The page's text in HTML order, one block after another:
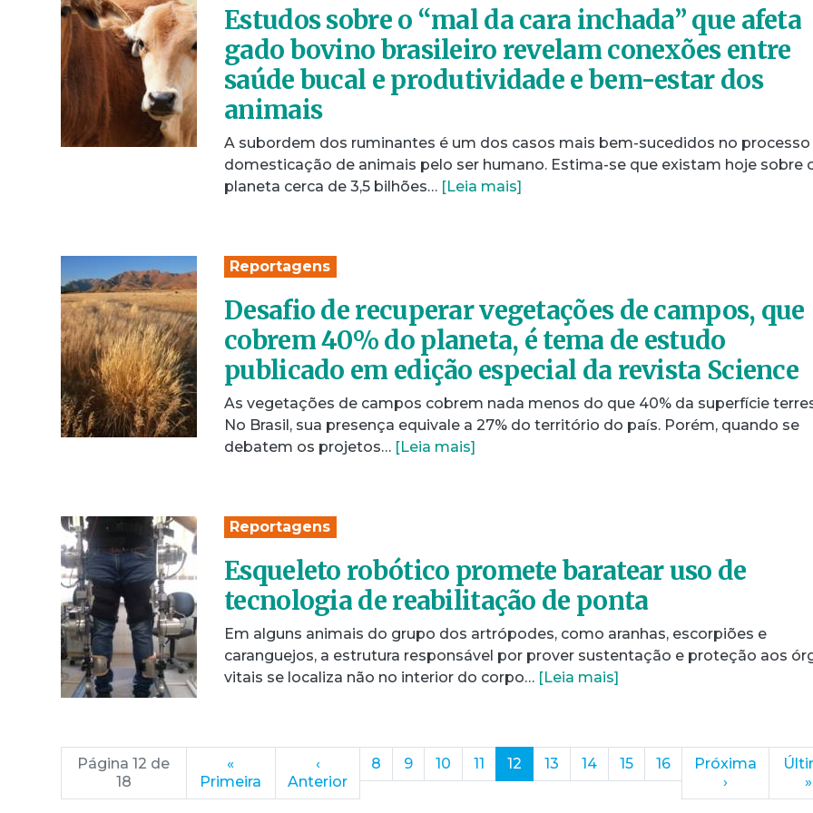
Estudos sobre o “mal da cara inchada” que afeta
gado bovino brasileiro revelam conexões entre
saúde bucal e produtividade e bem-estar dos
animais
A subordem dos ruminantes é um dos casos mais bem-sucedidos no processo
domesticação de animais pelo ser humano. Estima-se que existam hoje sobre
planeta cerca de 3,5 bilhões… [Leia mais]
Reportagens
Desafio de recuperar vegetações de campos, que
cobrem 40% do planeta, é tema de estudo
publicado em edição especial da revista Science
As vegetações de campos cobrem nada menos do que 40% da superfície
No Brasil, sua presença equivale a 27% do território do país. Porém, quando se
debatem os projetos… [Leia mais]
Reportagens
Esqueleto robótico promete baratear uso de
tecnologia de reabilitação de ponta
Em alguns animais do grupo dos artrópodes, como aranhas, escorpiões e
caranguejos, a estrutura responsável por prover sustentação e proteção aos
vitais se localiza não no interior do corpo… [Leia mais]
Página 12 de
18
«
Primeira
‹
Anterior
8 9 10 11 12 (current)
13 14 15 16
Próxima
›
»